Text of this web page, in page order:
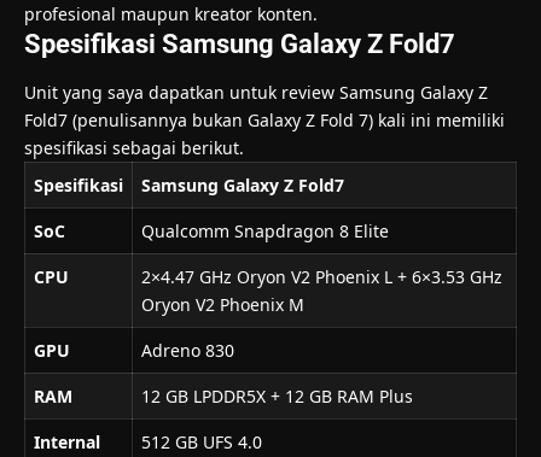
profesional maupun kreator konten.
Spesifikasi Samsung Galaxy Z Fold7
Unit yang saya dapatkan untuk review Samsung Galaxy Z
Fold7 (penulisannya bukan Galaxy Z Fold 7) kali ini memiliki
spesifikasi sebagai berikut.
Spesifikasi
Samsung Galaxy Z Fold7
SoC
Qualcomm Snapdragon 8 Elite
CPU
2×4.47 GHz Oryon V2 Phoenix L + 6×3.53 GHz
Oryon V2 Phoenix M
GPU
Adreno 830
RAM
12 GB LPDDR5X + 12 GB RAM Plus
Internal
512 GB UFS 4.0